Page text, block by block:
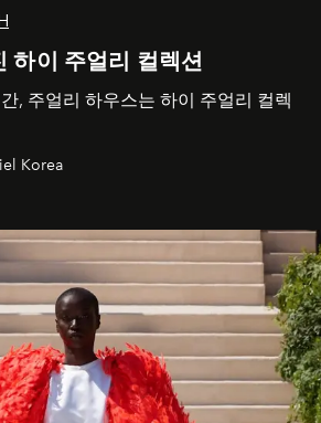
하이 주얼리 컬렉션
, 주얼리 하우스는 하이 주얼리 컬렉
Korea